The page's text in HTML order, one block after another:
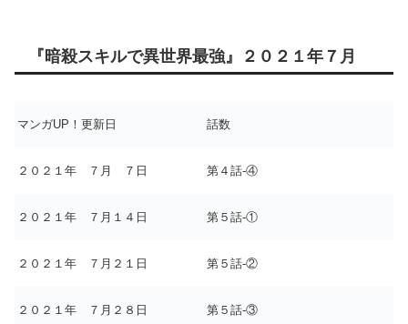
『暗殺スキルで異世界最強』２０２１年７月
マンガUP！更新日 話数
２０２１年 ７月 ７日 第４話-④
２０２１年 ７月１４日 第５話-①
２０２１年 ７月２１日 第５話-②
２０２１年 ７月２８日 第５話-③